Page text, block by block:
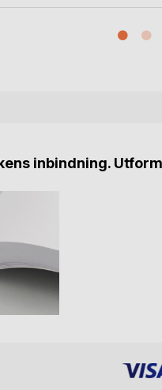
inbindning.